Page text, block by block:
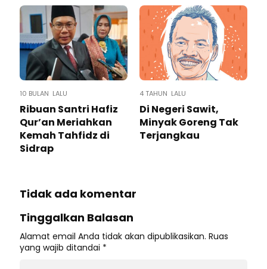
10 BULAN LALU
Ribuan Santri Hafiz
Qur’an Meriahkan
Kemah Tahfidz di
Sidrap
4 TAHUN LALU
Di Negeri Sawit,
Minyak Goreng Tak
Terjangkau
Tidak ada komentar
Tinggalkan Balasan
Alamat email Anda tidak akan dipublikasikan. Ruas
yang wajib ditandai *